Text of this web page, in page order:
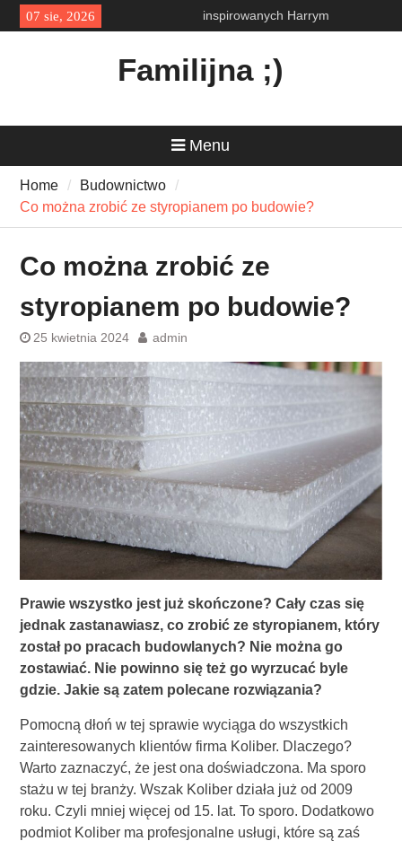
Skip
to
07 sie, 2026
Obóz militarny dla dzieci –
alternatywa dla tradycyjnych
Wszawica u dzieci – jak wybrać
odpowiedni preparat i
problemu?
Magia, przygoda i
niezapomniane wakacje –
inspirowanych Harrym
Familijna ;)
Menu
Home
Budownictwo
Co można zrobić ze styropianem po budowie?
Co można zrobić ze
styropianem po budowie?
25 kwietnia 2024 admin
Prawie wszystko jest już skończone? Cały czas się
jednak zastanawiasz, co zrobić ze styropianem, który
został po pracach budowlanych? Nie można go
zostawiać. Nie powinno się też go wyrzucać byle
gdzie. Jakie są zatem polecane rozwiązania?
Pomocną dłoń w tej sprawie wyciąga do wszystkich
zainteresowanych klientów firma Koliber. Dlaczego?
Warto zaznaczyć, że jest ona doświadczona. Ma sporo
stażu w tej branży. Wszak Koliber działa już od 2009
roku. Czyli mniej więcej od 15. lat. To sporo. Dodatkowo
podmiot Koliber ma profesjonalne usługi, które są zaś